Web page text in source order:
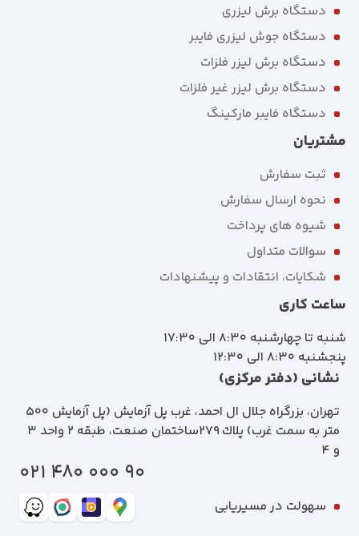
دستگاه برش لیزری
دستگاه جوش لیزری فایبر
دستگاه برش لیزر فلزات
دستگاه برش لیزر غیر فلزات
دستگاه فایبر مارکینگ
مشتریان
ثبت سفارش
نحوه ارسال سفارش
شیوه های پرداخت
سوالات متداول
شکایات، انتقادات و پیشنهادات
ساعت کاری
شنبه تا چهارشنبه 8:30 الی 17:30
پنجشنبه 8:30 الی 12:30
نشانی (دفتر مرکزی)
تهران، بزرگراه جلال ال احمد، غرب پل آزمايش (پل آزمايش ٥٠٠
متر به سمت غرب) پلاك 279ساختمان صنعت، طبقه 2 واحد 3
و 4
90 000 480 021
سهولت در مسیریابی